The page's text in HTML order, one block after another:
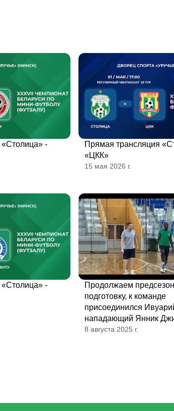
-
Прямая трансляция
«ЦКК»
15 мая 2026 г.
-
Продолжаем
подготовку, к команде
присоединился
нападающий Янник
8 августа 2025 г.